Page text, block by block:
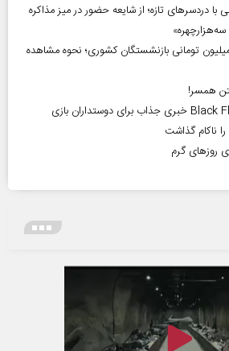
تازه؛ از شایعه حضور در میز مذاکره
سه‌هزارچهره»
وام ضروری ۷۵ میلیون تومانی بازنشستگان کشوری؛ نحوه مشاهده
همسر!
ناکام گذاشت
روز‌های گرم